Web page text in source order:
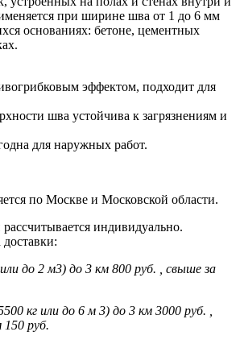
при ширине шва от 1 до 6 мм
основаниях: бетоне, цементных
эффектом, подходит для
шва устойчива к загрязнениям и
для наружных работ.
по Москве и Московской области.
индивидуально.
до 2 м3) до 3 км 800 руб. , свыше за
кг или до 6 м 3) до 3 км 3000 руб. ,
руб.